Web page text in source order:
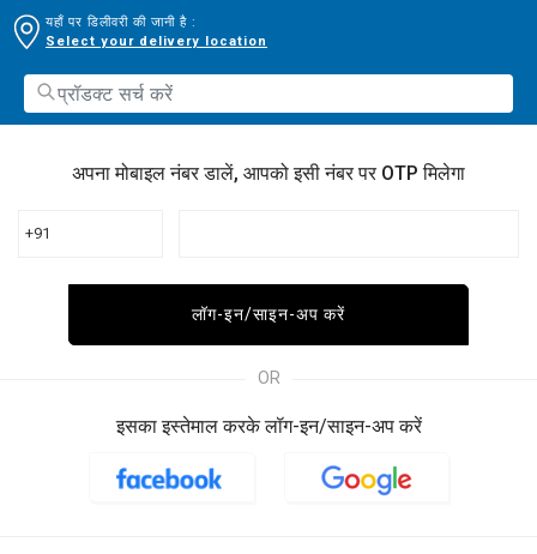
यहाँ पर डिलीवरी की जानी है :
Select your delivery location
अपना मोबाइल नंबर डालें, आपको इसी नंबर पर OTP मिलेगा
+91
लॉग-इन/साइन-अप करें
OR
इसका इस्तेमाल करके लॉग-इन/साइन-अप करें